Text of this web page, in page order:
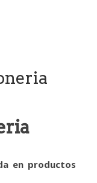
en productos